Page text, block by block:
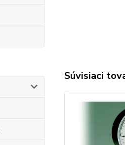
Súvisiaci